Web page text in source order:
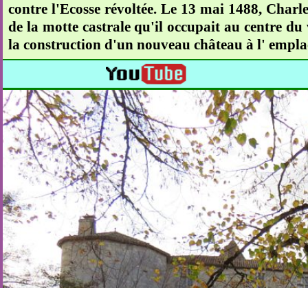
contre l'Ecosse révoltée. Le 13 mai 1488,
de la motte castrale qu'il occupait au centre
la construction d'un nouveau château à l'